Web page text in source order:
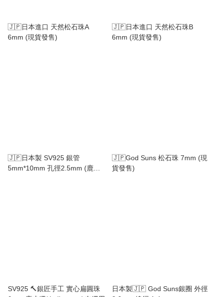
🇯🇵日本進口 天然松石珠A
6mm (現貨發售)
🇯🇵日本進口 天然松石珠B
6mm (現貨發售)
🇯🇵日本製 SV925 銀管
5mm*10mm 孔徑2.5mm (鹿皮
🇯🇵God Suns 松石珠 7mm (現
貨發售)
SV925 🔨銀匠手工 實心扁圓珠
日本製🇯🇵 God Suns銀圈 外徑